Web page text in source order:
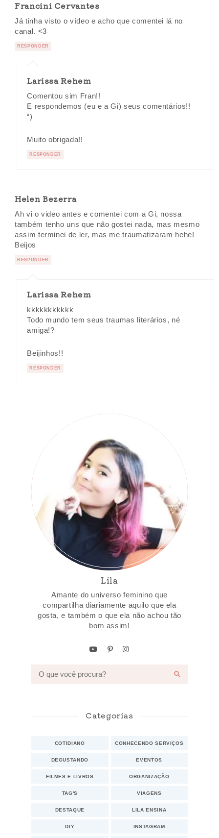
Francini Cervantes
Já tinha visto o vídeo e acho que comentei lá no
canal. <3
RESPONDER
Larissa Rehem
Comentou sim Fran!!
E respondemos (eu e a Gi) seus comentários!!
“)
Muito obrigada!!
RESPONDER
Helen Bezerra
Ah vi o video antes e comentei com a Gi, nossa
também tenho uns que não gostei nada, mas mesmo
assim terminei de ler, mas me traumatizaram hehe!
Beijos
RESPONDER
Larissa Rehem
kkkkkkkkkkk
Todo mundo tem seus traumas literários, né
amiga!?
Beijinhos!!
RESPONDER
Lila
Amante do universo feminino que
compartilha diariamente aquilo que ela
gosta, e também o que ela não achou tão
bom assim!
Categorias
COTIDIANO CONHECENDO SERVIÇOS
DEGUSTANDO EVENTOS
FILMES E LIVROS ORGANIZAÇÃO
TAG'S VIAGENS
DESTAQUE LILA ENSINA
DIY INSTAGRAM